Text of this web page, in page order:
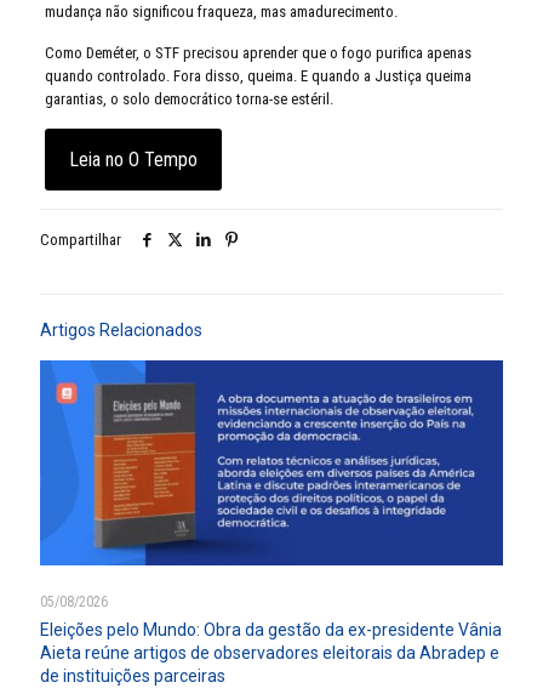
mudança não significou fraqueza, mas amadurecimento.
Como Deméter, o STF precisou aprender que o fogo purifica apenas
quando controlado. Fora disso, queima. E quando a Justiça queima
garantias, o solo democrático torna-se estéril.
Leia no O Tempo
Compartilhar
Artigos Relacionados
05/08/2026
Eleições pelo Mundo: Obra da gestão da ex-presidente Vânia
Aieta reúne artigos de observadores eleitorais da Abradep e
de instituições parceiras